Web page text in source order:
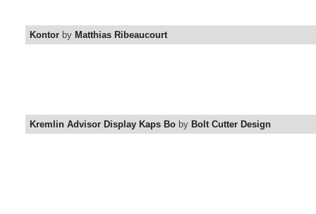
Kontor by Matthias Ribeaucourt
Kremlin Advisor Display Kaps Bo by Bolt Cutter Design